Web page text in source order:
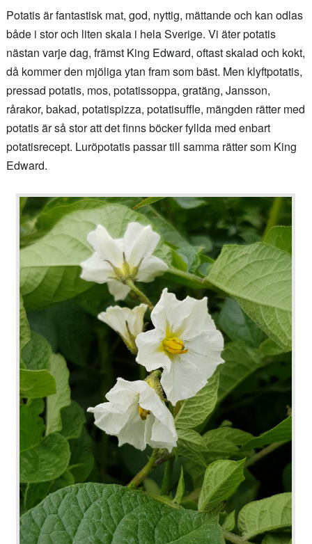
Potatis är fantastisk mat, god, nyttig, mättande och kan odlas
både i stor och liten skala i hela Sverige. Vi äter potatis
nästan varje dag, främst King Edward, oftast skalad och kokt,
då kommer den mjöliga ytan fram som bäst. Men klyftpotatis,
pressad potatis, mos, potatissoppa, gratäng, Jansson,
rårakor, bakad, potatispizza, potatisuffle, mängden rätter med
potatis är så stor att det finns böcker fyllda med enbart
potatisrecept. Luröpotatis passar till samma rätter som King
Edward.